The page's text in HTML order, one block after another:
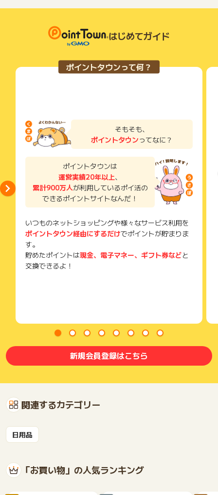
い物を複数回ご利用された場合
て一度でも同サービス・お買い物を利用されたことがある場合
ご利用前には、Cookieの削除をおこなっていただくことを推奨
サービス・お買い物利用時にお電話など2つ以上の申し込み方
法がある場合、必ずサイト上のWEBフォームからお申し込みく
了などのメールは、ポイント獲得するまで必ず保管してくださ
獲得待ち・獲得失敗の状態でお問い合わせされる際に、該当の
メールを送っていただく場合がございます。
そのため、紛失・破棄された場合は対応いたしかねますので、
ご注意ください。
(※) SafariやChromeなどwebサイトを表示するアプリのこと
条件を達成しているかどうかは各広告主ではなく、代理店が行
っているため、広告主はポイントに関する詳細を把握しており
そのため、ポイントタウンのポイントに関するお問い合わせを
広告主様に直接行わないようお願いいたします。
・猫背・巻き肩対策
一般的な枕は枕に肩が乗らないため、
横向きに寝ると肩が丸まってしまい肩まわりの筋肉がこわばっ
てしまいます。
健眠枕は寝ているときも身体をまっすぐ保つので快適な睡眠を
支えてくれます。
胸が開きやすくなるので寝苦しさが軽減される事が期待できま
・スムーズな寝返りをサポート
枕の中央と両サイドを高くしたことで、スムーズな寝返りをサ
ポートします。
はじめてガイド
ポイントタウンって何？
そもそも、
ポイントタウンってなに？
ポイントタウンは
運営実績20年以上、
累計900万人が利用しているポイ活の
できるポイントサイトなんだ！
いつものネットショッピングや様々なサービス利用を
ポイントタウン経由にするだけでポイントが貯まりま
す。
貯めたポイントは現金、電子マネー、ギフト券などと
交換できるよ！
新規会員登録はこちら
関連するカテゴリー
日用品
「お買い物」の人気ランキング